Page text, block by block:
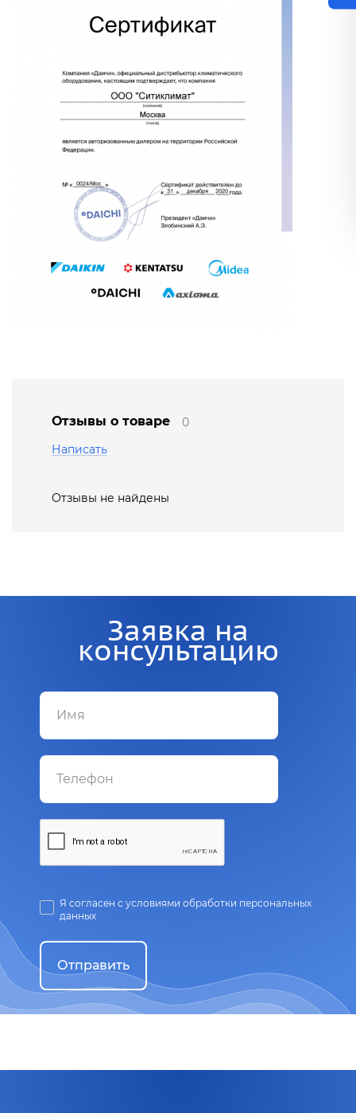
Отзывы о товаре
0
Написать
Отзывы не найдены
Заявка на
консультацию
Я согласен с условиями обработки персональных
данных
Отправить